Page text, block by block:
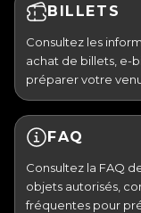
BILLETS
Consultez les
achat de billets, e-
préparer votre
FAQ
Consultez la FAQ
objets autorisés,
fréquentes pour